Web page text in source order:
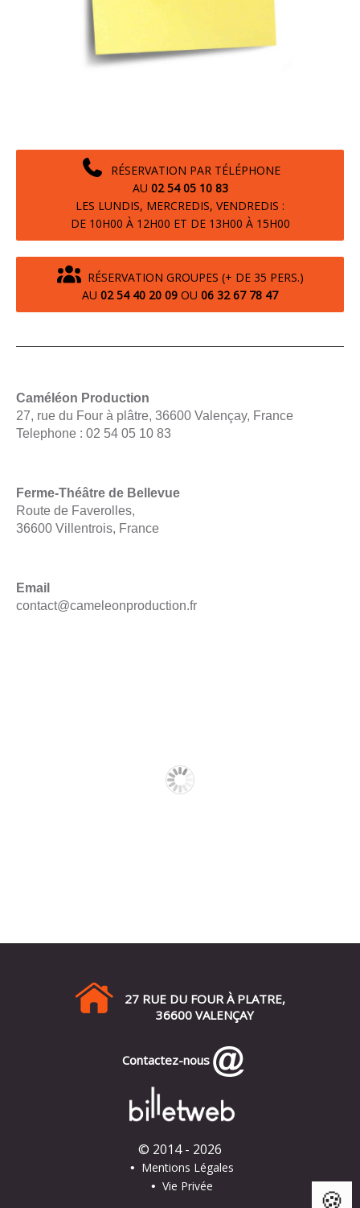
RÉSERVATION PAR TÉLÉPHONE
AU 02 54 05 10 83
LES LUNDIS, MERCREDIS, VENDREDIS :
DE 10H00 À 12H00 ET DE 13H00 À 15H00
RÉSERVATION GROUPES (+ DE 35 PERS.)
AU 02 54 40 20 09 OU 06 32 67 78 47
Caméléon Production
27, rue du Four à plâtre, 36600 Valençay, France
Telephone : 02 54 05 10 83
Ferme-Théâtre de Bellevue
Route de Faverolles,
36600 Villentrois, France
Email
contact@cameleonproduction.fr
27 RUE DU FOUR À PLATRE,
36600 VALENÇAY
Contactez-nous
© 2014 - 2026
• Mentions Légales
• Vie Privée
🍪